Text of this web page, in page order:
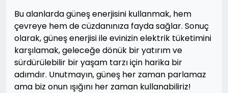
Bu alanlarda güneş enerjisini kullanmak, hem
çevreye hem de cüzdanınıza fayda sağlar. Sonuç
olarak, güneş enerjisi ile evinizin elektrik tüketimini
karşılamak, geleceğe dönük bir yatırım ve
sürdürülebilir bir yaşam tarzı için harika bir
adımdır. Unutmayın, güneş her zaman parlamaz
ama biz onun ışığını her zaman kullanabiliriz!